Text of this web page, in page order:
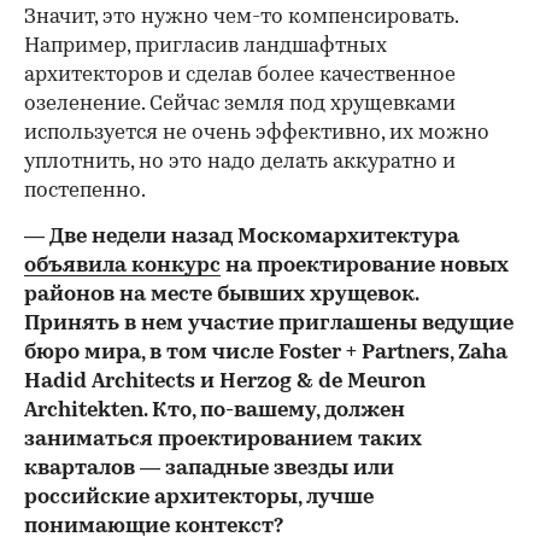
Значит, это нужно чем-то компенсировать.
Например, пригласив ландшафтных
архитекторов и сделав более качественное
озеленение. Сейчас земля под хрущевками
используется не очень эффективно, их можно
уплотнить, но это надо делать аккуратно и
постепенно.
— Две недели назад Москомархитектура
объявила конкурс на проектирование новых
районов на месте бывших хрущевок.
Принять в нем участие приглашены ведущие
бюро мира, в том числе Foster + Partners, Zaha
Hadid Architects и Herzog & de Meuron
Architekten. Кто, по-вашему, должен
заниматься проектированием таких
кварталов — западные звезды или
российские архитекторы, лучше
понимающие контекст?